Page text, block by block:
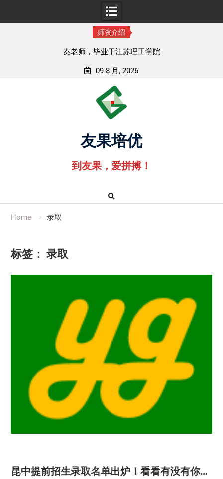
师资介绍
秦老师，毕业于江苏理工学院
09 8 月, 2026
友果培优
到友果，爱拼搏！
Home 录取
标签： 录取
昆中提前招生录取名单出炉！看看有没有你…